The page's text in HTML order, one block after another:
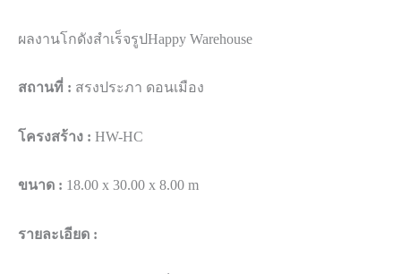
ผลงานโกดังสำเร็จรูปHappy Warehouse
สถานที่ : สรงประภา ดอนเมือง
โครงสร้าง : HW-HC
ขนาด : 18.00 x 30.00 x 8.00 m
รายละเอียด :